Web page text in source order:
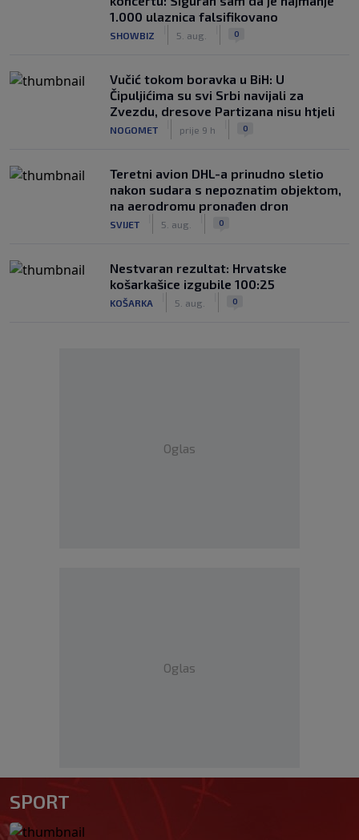
1.000 ulaznica falsifikovano
SHOWBIZ 5. aug. 0
Vučić tokom boravka u BiH: U
Čipuljićima su svi Srbi navijali za
Zvezdu, dresove Partizana nisu htjeli
NOGOMET prije 9 h 0
Teretni avion DHL-a prinudno sletio
nakon sudara s nepoznatim objektom,
na aerodromu pronađen dron
SVIJET 5. aug. 0
Nestvaran rezultat: Hrvatske
košarkašice izgubile 100:25
KOŠARKA 5. aug. 0
Oglas
Oglas
SPORT